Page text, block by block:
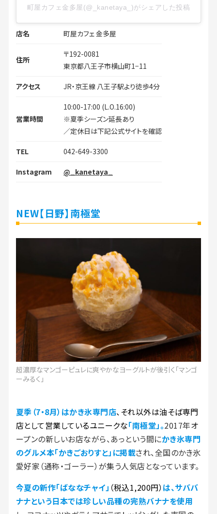
町屋カフェ金多屋(@_kanetaya_)がシェアした投稿
店名 町屋カフェ 金多屋
住所
〒192-0081
東京都八王子市横山町1−11
アクセス JR・京王線 八王子駅より徒歩4分
営業時間
10:00-17:00 (L.O.16:00)
※夏季シーズン延長あり
／定休日は下記公式サイトを確認
TEL 042-649-3300
Instagram @_kanetaya_
NEW【日野】南極堂
超濃厚なマンゴーピュレに爽やかなヨーグルトが後引く「マンゴ
ーみるく」
夏季（7・8月）はかき氷専門店、それ以外は油そば専門
店として営業しているユニークな「南極堂」。2017年オ
ープンの新しいお店ながら、あっという間にかき氷専門
のグルメ本「かきごおりすと」に掲載され、全国のかき氷
愛好家（通称・ゴーラー）が集う人気店となっています。
今夏の新作「ばななチャイ」 （税込1,200円） は、サババ
ナナという日本では珍しい品種の完熟バナナを使用